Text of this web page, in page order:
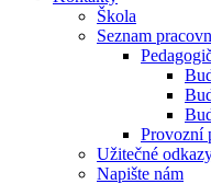
Škola
Seznam
Provozní
Užitečné
Napište nám